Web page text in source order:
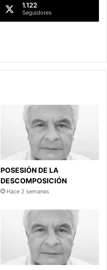
1.122
Seguidores
POSESIÓN DE LA
DESCOMPOSICIÓN
Hace 2 semanas